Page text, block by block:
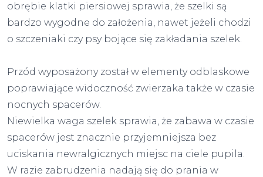
obrębie klatki piersiowej sprawia, że szelki są
bardzo wygodne do założenia, nawet jeżeli chodzi
o szczeniaki czy psy bojące się zakładania szelek.
Przód wyposażony został w elementy odblaskowe
poprawiające widoczność zwierzaka także w czasie
nocnych spacerów.
Niewielka waga szelek sprawia, że zabawa w czasie
spacerów jest znacznie przyjemniejsza bez
uciskania newralgicznych miejsc na ciele pupila.
W razie zabrudzenia nadają się do prania w